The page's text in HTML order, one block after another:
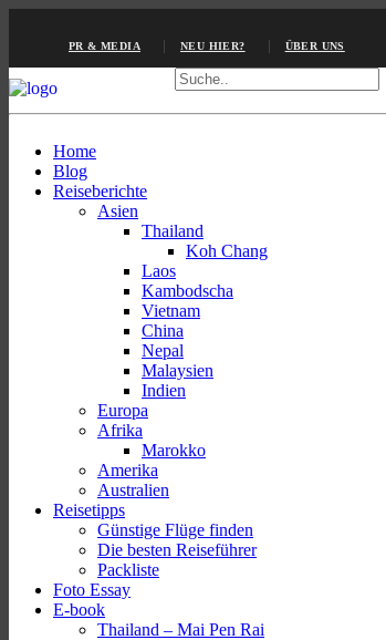
PR & MEDIA NEU HIER? ÜBER UNS
Home
Blog
Reiseberichte
Asien
Thailand
Koh Chang
Laos
Kambodscha
Vietnam
China
Nepal
Malaysien
Indien
Europa
Afrika
Marokko
Amerika
Australien
Reisetipps
Günstige Flüge finden
Die besten Reiseführer
Packliste
Foto Essay
E-book
Thailand – Mai Pen Rai